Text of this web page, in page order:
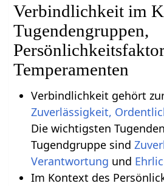
Verbindlichkeit im
Tugendengruppen,
Temperamenten
Verbindlichkeit gehört
Zuverlässigkeit,
Die wichtigsten
Tugendgruppe sind
Verantwortung und
Im Kontext des